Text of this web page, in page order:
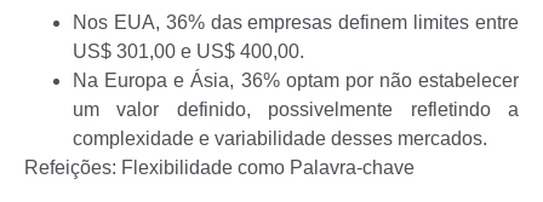
Nos EUA, 36% das empresas definem limites entre
US$ 301,00 e US$ 400,00.
Na Europa e Ásia, 36% optam por não estabelecer
um valor definido, possivelmente refletindo a
complexidade e variabilidade desses mercados.
Refeições: Flexibilidade como Palavra-chave